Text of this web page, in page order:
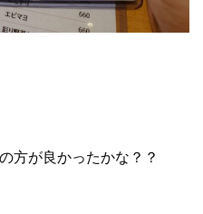
方が良かったかな？？